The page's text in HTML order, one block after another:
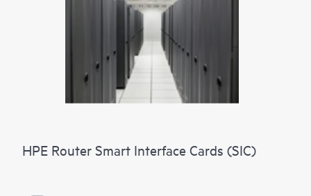
HPE Router Smart Interface Cards (SIC)